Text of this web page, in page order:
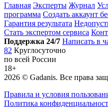
Главная Эксперты Журнал
программа Создать аккаунт
Гарантия результата
Стать экспертом сервиса
Поддержка 24/7 Написать в
82 Круглосуточно
по всей России
18+
2026 © Gadanis. Все права
Правила и условия
Политика